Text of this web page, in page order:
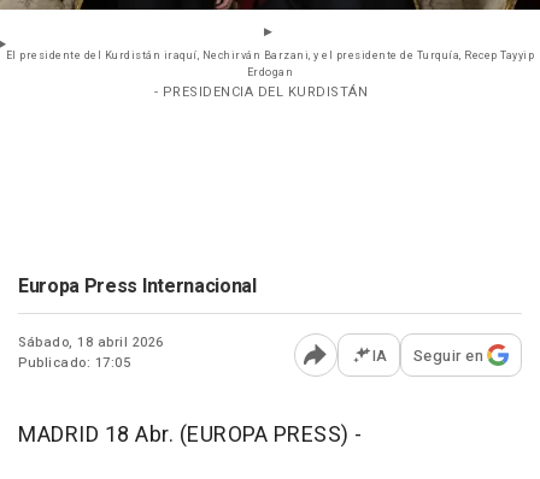
El presidente del Kurdistán iraquí, Nechirván Barzani, y el presidente de Turquía, Recep Tayyip
Erdogan
- PRESIDENCIA DEL KURDISTÁN
Europa Press Internacional
Sábado, 18 abril 2026
Publicado: 17:05
Abrir opciones para
IA Seguir en
MADRID 18 Abr. (EUROPA PRESS) -